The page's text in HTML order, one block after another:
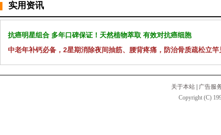
实用资讯
抗癌明星组合 多年口碑保证！天然植物萃取 有效对抗癌细胞
中老年补钙必备，2星期消除夜间抽筋、腰背疼痛，防治骨质疏松立竿
关于本站
广告服
Copyright (C)